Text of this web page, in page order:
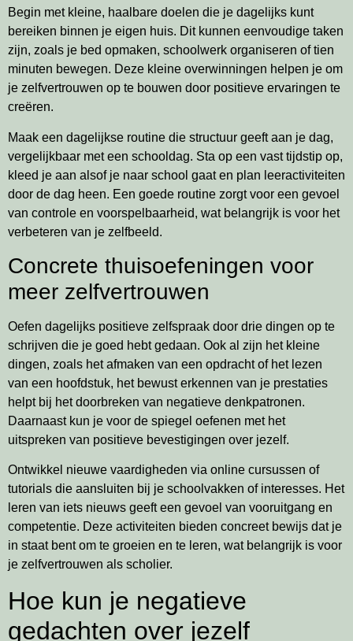
Begin met kleine, haalbare doelen die je dagelijks kunt
bereiken binnen je eigen huis. Dit kunnen eenvoudige taken
zijn, zoals je bed opmaken, schoolwerk organiseren of tien
minuten bewegen. Deze kleine overwinningen helpen je om
je zelfvertrouwen op te bouwen door positieve ervaringen te
creëren.
Maak een dagelijkse routine die structuur geeft aan je dag,
vergelijkbaar met een schooldag. Sta op een vast tijdstip op,
kleed je aan alsof je naar school gaat en plan leeractiviteiten
door de dag heen. Een goede routine zorgt voor een gevoel
van controle en voorspelbaarheid, wat belangrijk is voor het
verbeteren van je zelfbeeld.
Concrete thuisoefeningen voor
meer zelfvertrouwen
Oefen dagelijks positieve zelfspraak door drie dingen op te
schrijven die je goed hebt gedaan. Ook al zijn het kleine
dingen, zoals het afmaken van een opdracht of het lezen
van een hoofdstuk, het bewust erkennen van je prestaties
helpt bij het doorbreken van negatieve denkpatronen.
Daarnaast kun je voor de spiegel oefenen met het
uitspreken van positieve bevestigingen over jezelf.
Ontwikkel nieuwe vaardigheden via online cursussen of
tutorials die aansluiten bij je schoolvakken of interesses. Het
leren van iets nieuws geeft een gevoel van vooruitgang en
competentie. Deze activiteiten bieden concreet bewijs dat je
in staat bent om te groeien en te leren, wat belangrijk is voor
je zelfvertrouwen als scholier.
Hoe kun je negatieve
gedachten over jezelf